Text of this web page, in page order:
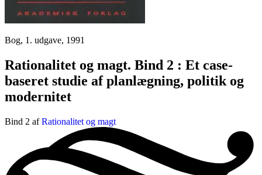
Bog, 1. udgave, 1991
Rationalitet og magt. Bind 2 : Et case-
baseret studie af planlægning, politik og
modernitet
Bind 2 afRationalitet og magt